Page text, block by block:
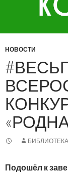
НОВОСТИ
Подошёл к